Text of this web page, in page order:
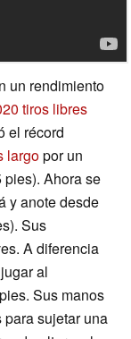
un rendimiento
tiros libres
el récord
largopor un
pies). Ahora se
y anote desde
Sus
A diferencia
al
Sus manos
sujetar una